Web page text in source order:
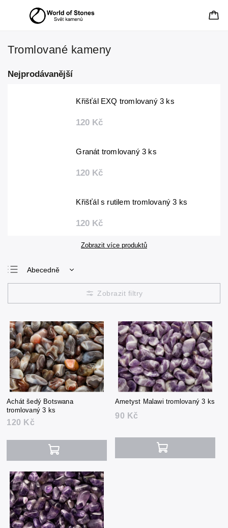
Tromlované kameny
Nejprodávanější
Křišťál EXQ tromlovaný 3 ks
120 Kč
Granát tromlovaný 3 ks
120 Kč
Křišťál s rutilem tromlovaný 3 ks
120 Kč
Zobrazit více produktů
Abecedně
Nejlevnější
Nejdražší
Achát šedý Botswana
tromlovaný 3 ks
120 Kč
Ametyst Malawi tromlovaný 3 ks
90 Kč